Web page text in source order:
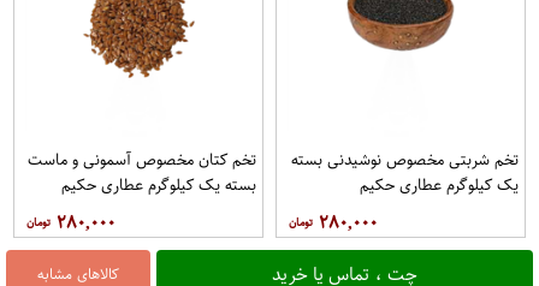
کالاهای مشابه چت ، تماس یا خرید
تخم شربتی مخصوص نوشیدنی بسته
یک کیلوگرم عطاری حکیم
۲۸۰,۰۰۰
تخم کتان مخصوص آسمونی و ماست
بسته یک کیلوگرم عطاری حکیم
۲۸۰,۰۰۰